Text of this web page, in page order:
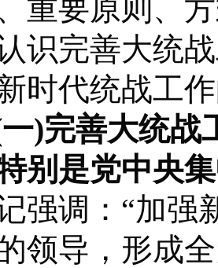
重要原则、
识完善大统
时代统战工
)完善大统战
别是党中央
强调：“加强
领导，形成